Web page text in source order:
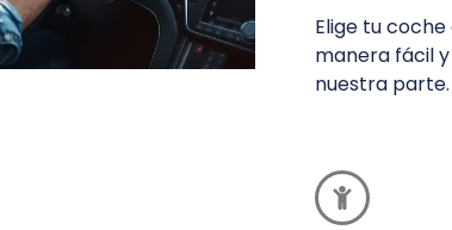
Elige tu
manera fácil
nuestra